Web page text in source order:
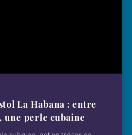
La Habana : entre
une perle cubaine